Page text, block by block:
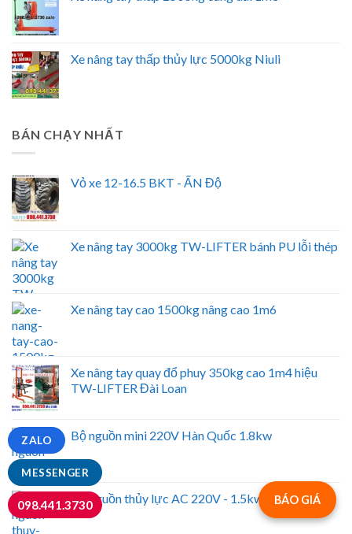
Xe nâng tay thấp thủy lực 5000kg Niuli
BÁN CHẠY NHẤT
Vỏ xe 12-16.5 BKT - ẤN Độ
Xe nâng tay 3000kg TW-LIFTER bánh PU lỗi thép
Xe nâng tay cao 1500kg nâng cao 1m6
Xe nâng tay quay đổ phuy 350kg cao 1m4 hiệu
TW-LIFTER Đài Loan
Bộ nguồn mini 220V Hàn Quốc 1.8kw
Bộ nguồn thủy lực AC 220V - 1.5kw BÁO GIÁ
MESSENGER
ZALO
098.441.3730